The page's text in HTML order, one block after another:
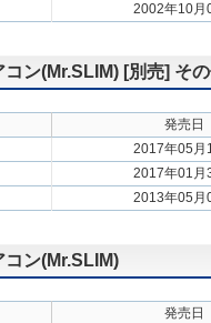
2002年10月
ン(Mr.SLIM) [別売] そ
発売日
2017年05月
2017年01月
2013年05月
ン(Mr.SLIM)
発売日